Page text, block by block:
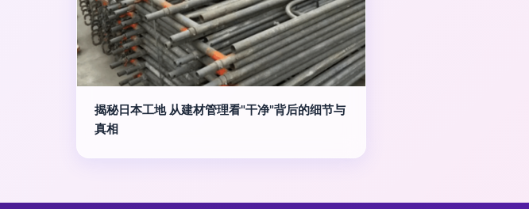
揭秘日本工地 从建材管理看"干净"背后的细节与
真相